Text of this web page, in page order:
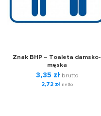
Znak BHP – Toaleta damsko-
męska
3,35 zł brutto
2,72 złnetto